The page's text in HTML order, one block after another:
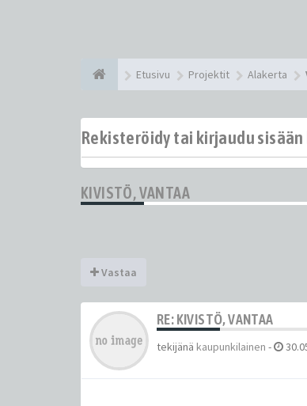
Etusivu Projektit Alakerta
Rekisteröidy tai kirjaudu
KIVISTÖ, VANTAA
Vastaa
RE: KIVISTÖ, VANTAA
tekijänä kaupunkilainen -